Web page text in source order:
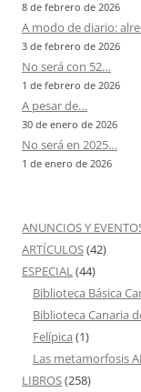
8 de febrero de 2026
A modo de diario:
3 de febrero de 2026
No será con 52…
1 de febrero de 2026
A pesar de…
30 de enero de 2026
No será en 2025…
1 de enero de 2026
ANUNCIOS Y
ARTÍCULOS(42)
ESPECIAL(44)
Biblioteca Básica
Biblioteca Canaria
Felípica (1)
Las metamorfosis
LIBROS(258)